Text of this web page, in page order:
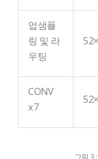
업샘플
링 및 라
우팅
CONV
x7
그림 3